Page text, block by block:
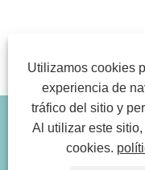
Utilizamos cookies
experiencia de
tráfico del sitio y
Al utilizar este
cookies.
Link
Copyright © 2026 Ningbo